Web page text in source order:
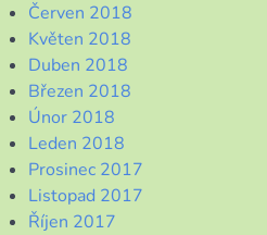
Červen 2018
Květen 2018
Duben 2018
Březen 2018
Únor 2018
Leden 2018
Prosinec 2017
Listopad 2017
Říjen 2017